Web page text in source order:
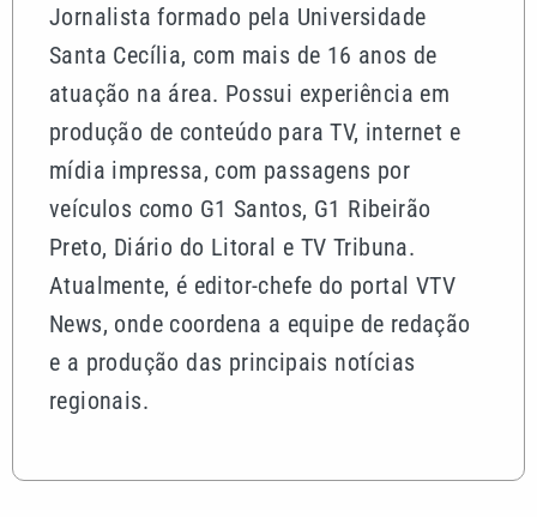
Jornalista formado pela Universidade
Santa Cecília, com mais de 16 anos de
atuação na área. Possui experiência em
produção de conteúdo para TV, internet e
mídia impressa, com passagens por
veículos como G1 Santos, G1 Ribeirão
Preto, Diário do Litoral e TV Tribuna.
Atualmente, é editor-chefe do portal VTV
News, onde coordena a equipe de redação
e a produção das principais notícias
regionais.